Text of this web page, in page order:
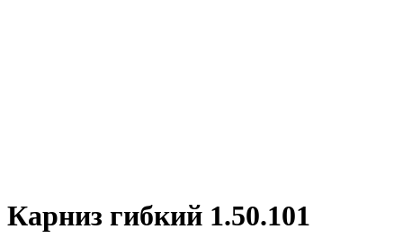
Карниз гибкий 1.50.101